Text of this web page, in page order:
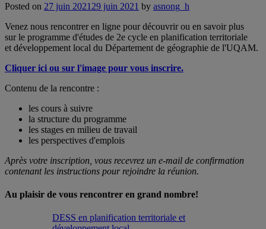
Posted on 27 juin 2021 29 juin 2021 by asnong_h
Venez nous rencontrer en ligne pour découvrir ou en savoir plus
sur le programme d'études de 2e cycle en planification territoriale
et développement local du Département de géographie de l'UQAM.
Cliquer ici ou sur l'image pour vous inscrire.
Contenu de la rencontre :
les cours à suivre
la structure du programme
les stages en milieu de travail
les perspectives d'emplois
Après votre inscription, vous recevrez un e-mail de confirmation
contenant les instructions pour rejoindre la réunion.
Au plaisir de vous rencontrer en grand nombre!
DESS en planification territoriale et